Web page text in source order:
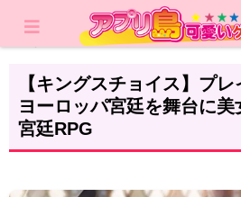
レビュー シミュ
【キングスチョイス】プレ
ヨーロッパ宮廷を舞台に
宮廷RPG